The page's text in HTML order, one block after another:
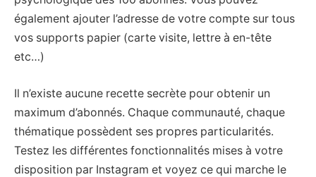
également ajouter l’adresse de votre compte sur tous
vos supports papier (carte visite, lettre à en-tête
etc…)
Il n’existe aucune recette secrète pour obtenir un
maximum d’abonnés. Chaque communauté, chaque
thématique possèdent ses propres particularités.
Testez les différentes fonctionnalités mises à votre
disposition par Instagram et voyez ce qui marche le